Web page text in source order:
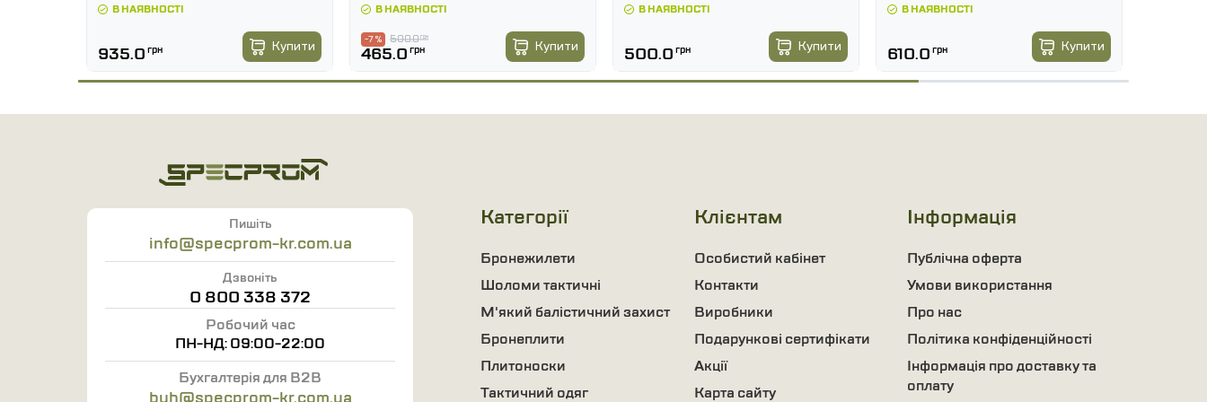
В НАЯВНОСТІ
935.0 грн Купити
В НАЯВНОСТІ
500.0грн
-7 %
465.0 грн Купити
В НАЯВНОСТІ
500.0 грн Купити
В НАЯВНОСТІ
610.0 грн Купити
Пишіть
info@specprom-kr.com.ua
Дзвоніть
0 800 338 372
Робочий час
ПН-НД: 09:00-22:00
Бухгалтерія для B2B
Категорії
Бронежилети
Шоломи тактичні
М'який балістичний захист
Бронеплити
Плитоноски
Тактичний одяг
Клієнтам
Особистий кабінет
Контакти
Виробники
Подарункові сертифікати
Акції
Карта сайту
Інформація
Публічна оферта
Умови використання
Про нас
Політика конфіденційності
Інформація про доставку та
оплату